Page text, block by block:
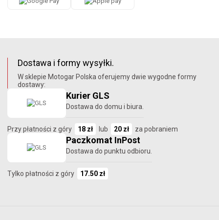
Dostawa i formy wysyłki.
W sklepie Motogar Polska oferujemy dwie wygodne formy
dostawy:
Kurier GLS
Dostawa do domu i biura.
Przy płatności z góry 18 zł lub 20 zł za pobraniem
Paczkomat InPost
Dostawa do punktu odbioru.
Tylko płatności z góry 17.50 zł